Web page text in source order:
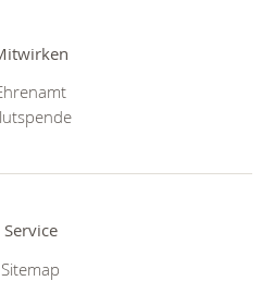
Service
Sitemap